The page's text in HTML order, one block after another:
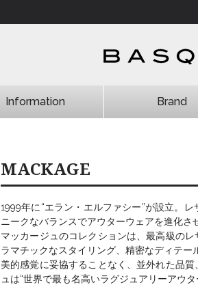
Information Brand
MACKAGE
1999年に“エラン・エルファシー”が設立。
ニークなバランスでアウターウェアを進化さ
マッカージュのコレクションは、最高級の
ラマチックなスタイリング、精密なディテー
美的感覚に妥協することなく、並外れた品
ュは“世界で最も名高いラグジュアリーアウ